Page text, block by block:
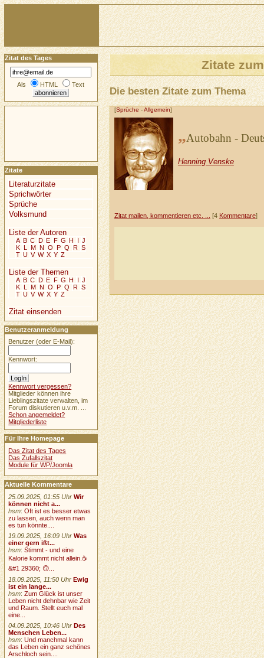
Zitate
Die besten Zitate zum Thema
[Sprüche -Allgemein]
„Autobahn -
Henning Venske
Zitat mailen, kommentieren etc. ... [4 Kommentare]
Zitat des Tages
Als HTML Text
Zitate
Literaturzitate
Sprichwörter
Sprüche
Volksmund
Liste der Autoren
A B C D E F G H I J
K L M N O P Q R S
T U V W X Y Z
Liste der Themen
A B C D E F G H I J
K L M N O P Q R S
T U V W X Y Z
Zitat einsenden
Benutzeranmeldung
Benutzer (oder E-Mail):
Kennwort:
Kennwort vergessen?
Mitglieder können ihre
Lieblingszitate verwalten, im
Forum diskutieren u.v.m. ...
Schon angemeldet?
Mitgliederliste
Für Ihre Homepage
Das Zitat des Tages
Das Zufallszitat
Module für WP/Joomla
Aktuelle Kommentare
25.09.2025, 01:55 Uhr Wir
können nicht a...
hsm:Oft ist es besser etwas
zu lassen, auch wenn man
es tun könnte....
19.09.2025, 16:09 Uhr Was
einer gern ißt...
hsm:Stimmt - und eine
Kalorie kommt nicht allein.☕
&#1 29360; 🙃...
18.09.2025, 11:50 Uhr Ewig
ist ein lange...
hsm:Zum Glück ist unser
Leben nicht dehnbar wie Zeit
und Raum. Stellt euch mal
eine...
04.09.2025, 10:46 Uhr Des
Menschen Leben...
hsm:Und manchmal kann
das Leben ein ganz schönes
Arschloch sein....